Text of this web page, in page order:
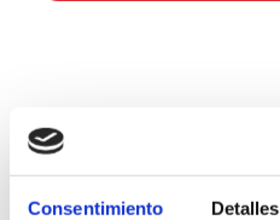
Consentimiento Detalles